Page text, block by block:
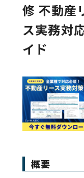
修 不動産
ス実務対
イド
概要